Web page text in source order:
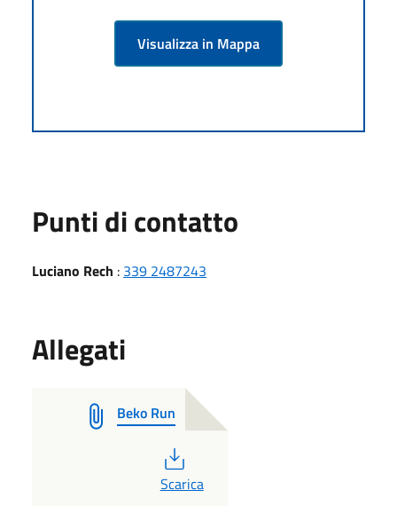
Visualizza in Mappa
Punti di contatto
Luciano Rech : 339 2487243
Allegati
Beko Run
PDF
Scarica